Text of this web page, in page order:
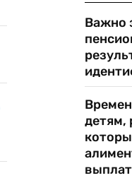
Важно
детям,